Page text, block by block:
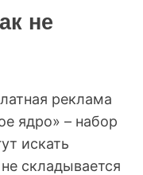
не
реклама
ядро» – набор
искать
складывается